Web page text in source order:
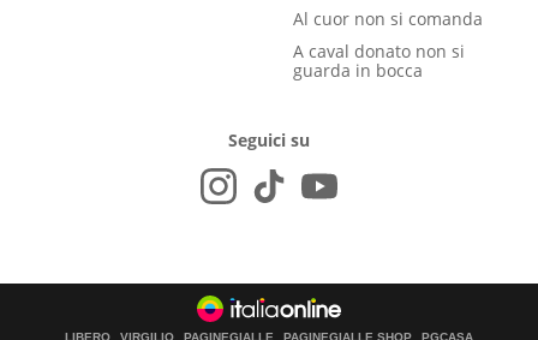
Al cuor non si comanda
A caval donato non si
guarda in bocca
Seguici su